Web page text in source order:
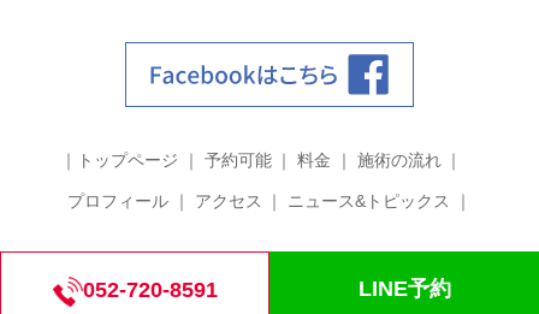
052-720-8591 LINE予約
トップページ 予約可能 料金 施術の流れ
プロフィール アクセス ニュース&トピックス